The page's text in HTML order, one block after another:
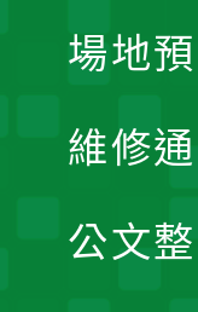
場地
維修
公文